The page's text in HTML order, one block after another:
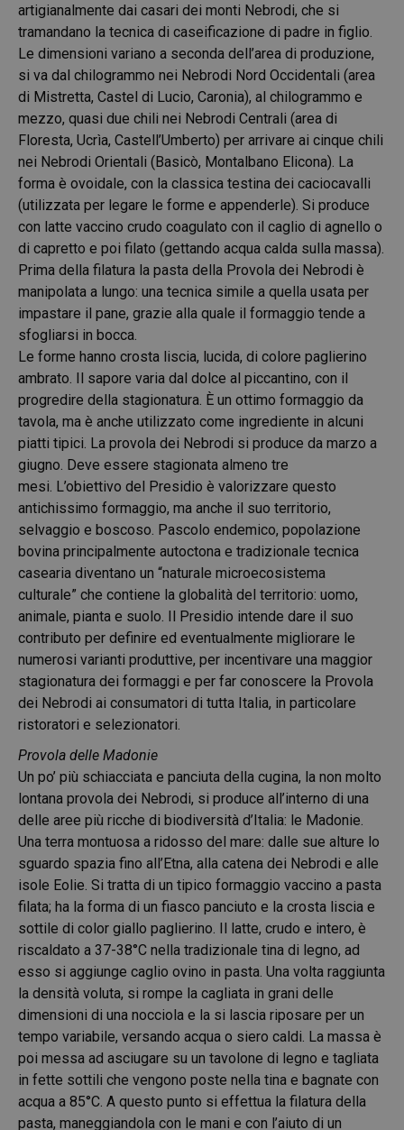
artigianalmente dai casari dei monti Nebrodi, che si
tramandano la tecnica di caseificazione di padre in figlio.
Le dimensioni variano a seconda dell’area di produzione,
si va dal chilogrammo nei Nebrodi Nord Occidentali (area
di Mistretta, Castel di Lucio, Caronia), al chilogrammo e
mezzo, quasi due chili nei Nebrodi Centrali (area di
Floresta, Ucrìa, Castell’Umberto) per arrivare ai cinque chili
nei Nebrodi Orientali (Basicò, Montalbano Elicona). La
forma è ovoidale, con la classica testina dei caciocavalli
(utilizzata per legare le forme e appenderle). Si produce
con latte vaccino crudo coagulato con il caglio di agnello o
di capretto e poi filato (gettando acqua calda sulla massa).
Prima della filatura la pasta della Provola dei Nebrodi è
manipolata a lungo: una tecnica simile a quella usata per
impastare il pane, grazie alla quale il formaggio tende a
sfogliarsi in bocca.
Le forme hanno crosta liscia, lucida, di colore paglierino
ambrato. Il sapore varia dal dolce al piccantino, con il
progredire della stagionatura. È un ottimo formaggio da
tavola, ma è anche utilizzato come ingrediente in alcuni
piatti tipici. La provola dei Nebrodi si produce da marzo a
giugno. Deve essere stagionata almeno tre
mesi. L’obiettivo del Presidio è valorizzare questo
antichissimo formaggio, ma anche il suo territorio,
selvaggio e boscoso. Pascolo endemico, popolazione
bovina principalmente autoctona e tradizionale tecnica
casearia diventano un “naturale microecosistema
culturale” che contiene la globalità del territorio: uomo,
animale, pianta e suolo. Il Presidio intende dare il suo
contributo per definire ed eventualmente migliorare le
numerosi varianti produttive, per incentivare una maggior
stagionatura dei formaggi e per far conoscere la Provola
dei Nebrodi ai consumatori di tutta Italia, in particolare
ristoratori e selezionatori.
Provola delle Madonie
Un po’ più schiacciata e panciuta della cugina, la non molto
lontana provola dei Nebrodi, si produce all’interno di una
delle aree più ricche di biodiversità d’Italia: le Madonie.
Una terra montuosa a ridosso del mare: dalle sue alture lo
sguardo spazia fino all’Etna, alla catena dei Nebrodi e alle
isole Eolie. Si tratta di un tipico formaggio vaccino a pasta
filata; ha la forma di un fiasco panciuto e la crosta liscia e
sottile di color giallo paglierino. Il latte, crudo e intero, è
riscaldato a 37-38°C nella tradizionale tina di legno, ad
esso si aggiunge caglio ovino in pasta. Una volta raggiunta
la densità voluta, si rompe la cagliata in grani delle
dimensioni di una nocciola e la si lascia riposare per un
tempo variabile, versando acqua o siero caldi. La massa è
poi messa ad asciugare su un tavolone di legno e tagliata
in fette sottili che vengono poste nella tina e bagnate con
acqua a 85°C. A questo punto si effettua la filatura della
pasta, maneggiandola con le mani e con l’aiuto di un